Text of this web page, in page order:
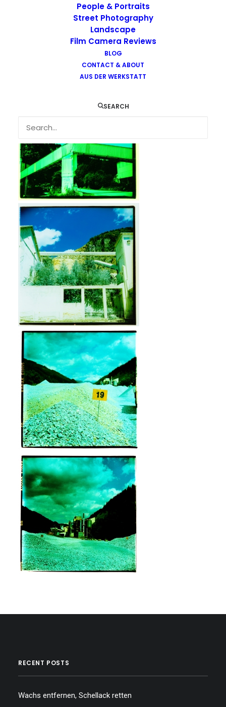
People & Portraits
Street Photography
Landscape
Film Camera Reviews
BLOG
CONTACT & ABOUT
AUS DER WERKSTATT
SEARCH
Images tagged "kodak-e100vs"
RECENT POSTS
Wachs entfernen, Schellack retten